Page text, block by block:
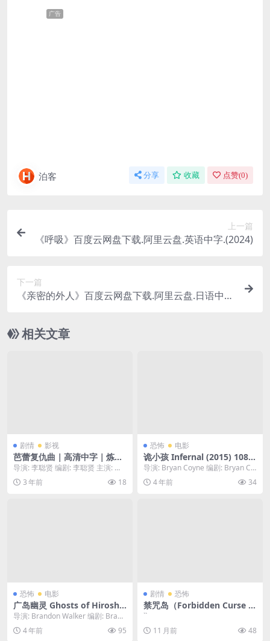
广告
泊客 分享 收藏 点赞(0)
上一篇
《呼吸》百度云网盘下载.阿里云盘.英语中字.(2024)
下一篇
《亲密的外人》百度云网盘下载.阿里云盘.日语中
相关文章
剧情 影视
芭蕾复仇曲｜高清中字｜炼狱
已开！为我毕生挚友复仇??大
女主爽片，飒爽英姿，全程高
能?【全钟瑞、金智勋｜惊悚
导演: 李聪贤 编剧: 李聪贤 主演: 全
钟瑞 / 金智勋 / 朴有林 类型: ...
3 年前 18
恐怖 电影
诡小孩 Infernal (2015) 1080
中字
导演: Bryan Coyne 编剧: Bryan Co
yne 主演: Shan...
4 年前 34
恐怖 电影
广岛幽灵 Ghosts of Hiroshi
ma (2022)
导演: Brandon Walker 编剧: Brand
on Walker 主演...
4 年前 95
剧情 恐怖
禁咒岛（Forbidden Curse Is
land）-2025-恐怖-免费下载
🏝️传说有一座被“禁咒”封印的
岛屿，任何登岛者都将有去无
``
11 月前
48